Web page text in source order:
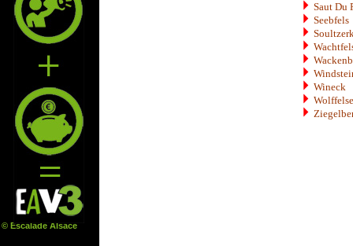
© Escalade Alsace
Saut Du
Seebfels
Wineck